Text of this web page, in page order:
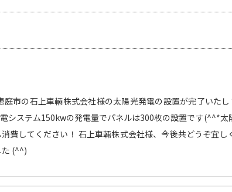
庭市の石上車輛株式会社様の太陽光発電の設置が完了い
システム150kwの発電量でパネルは300枚の設置です(^^*太
費してください！ 石上車輛株式会社様、今後共どうぞ宜し
た (^^)